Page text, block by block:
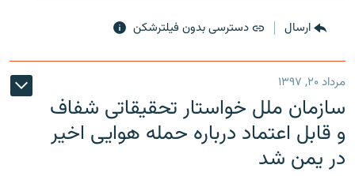
ارسال دسترسی بدون فیلترشکن
مرداد ۲۰, ۱۳۹۷
سازمان ملل خواستار تحقیقاتی شفاف
و قابل اعتماد درباره حمله هوایی اخیر
در یمن شد